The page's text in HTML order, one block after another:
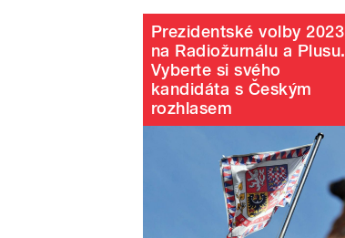
Prezidentské volby 2023
na Radiožurnálu a Plusu.
Vyberte si svého
kandidáta s Českým
rozhlasem